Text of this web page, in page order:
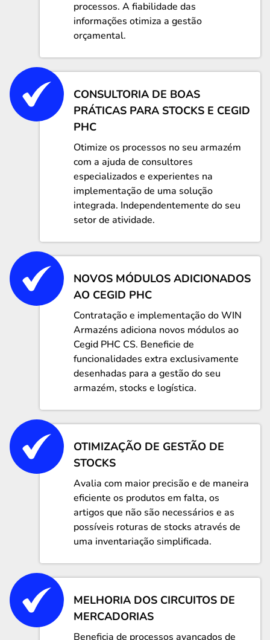
processos. A fiabilidade das
informações otimiza a gestão
orçamental.
CONSULTORIA DE BOAS
PRÁTICAS PARA STOCKS E CEGID
PHC
Otimize os processos no seu armazém
com a ajuda de consultores
especializados e experientes na
implementação de uma solução
integrada. Independentemente do seu
setor de atividade.
NOVOS MÓDULOS ADICIONADOS
AO CEGID PHC
Contratação e implementação do WIN
Armazéns adiciona novos módulos ao
Cegid PHC CS. Beneficie de
funcionalidades extra exclusivamente
desenhadas para a gestão do seu
armazém, stocks e logística.
OTIMIZAÇÃO DE GESTÃO DE
STOCKS
Avalia com maior precisão e de maneira
eficiente os produtos em falta, os
artigos que não são necessários e as
possíveis roturas de stocks através de
uma inventariação simplificada.
MELHORIA DOS CIRCUITOS DE
MERCADORIAS
Beneficia de processos avançados de